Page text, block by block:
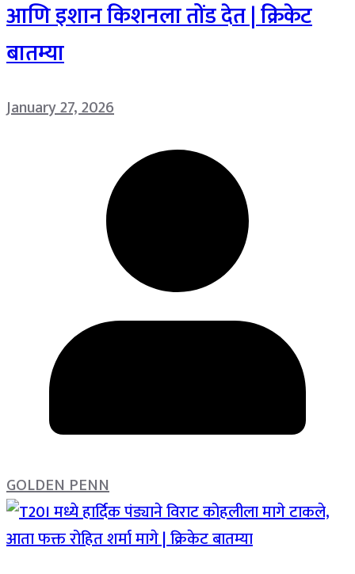
आणि इशान किशनला तोंड देत | क्रिकेट
बातम्या
January 27, 2026
GOLDEN PENN